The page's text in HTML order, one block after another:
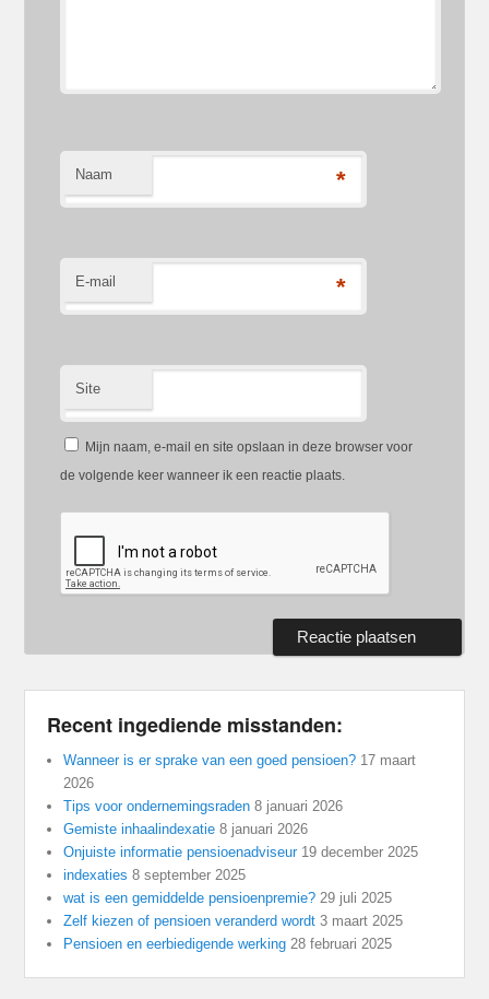
Naam *
E-mail *
Site
Mijn naam, e-mail en site opslaan in deze browser voor
de volgende keer wanneer ik een reactie plaats.
Recent ingediende misstanden:
Wanneer is er sprake van een goed pensioen? 17 maart
2026
Tips voor ondernemingsraden 8 januari 2026
Gemiste inhaalindexatie 8 januari 2026
Onjuiste informatie pensioenadviseur 19 december 2025
indexaties 8 september 2025
wat is een gemiddelde pensioenpremie? 29 juli 2025
Zelf kiezen of pensioen veranderd wordt 3 maart 2025
Pensioen en eerbiedigende werking 28 februari 2025